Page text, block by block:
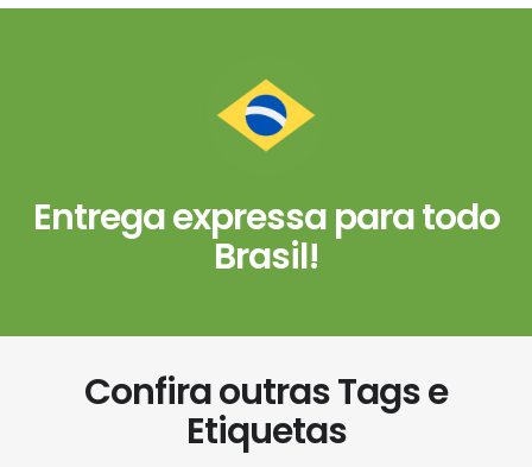
Entrega expressa para todo
Brasil!
Confira outras Tags e
Etiquetas